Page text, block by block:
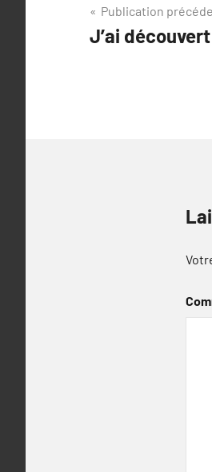
Navigation
de
Publication
J’ai